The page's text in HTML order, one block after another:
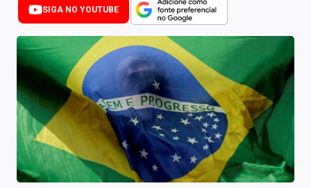
Newsletters
Cotações
Comprar ou vender?
Carteiras Recomendadas
Central de Dividendos
Central de Fundos Imobiliários
SIGA NO YOUTUBE